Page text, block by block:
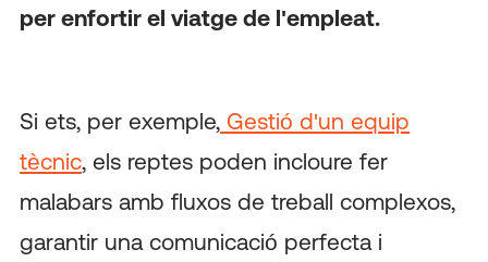
per enfortir el viatge de l'empleat.
Si ets, per exemple, Gestió d'un equip
tècnic, els reptes poden incloure fer
malabars amb fluxos de treball complexos,
garantir una comunicació perfecta i